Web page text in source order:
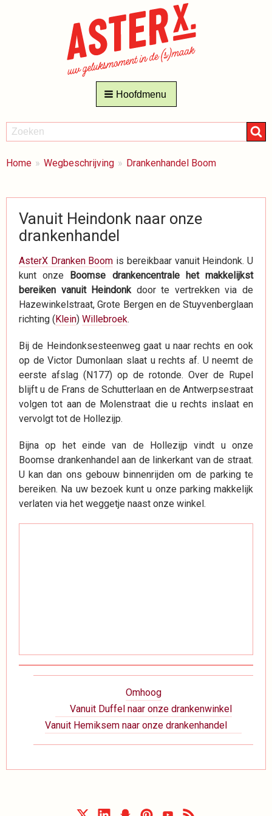
Hoofdmenu
ZOEKEN
Zoeken
BREADCRUMBS
Je
Home Wegbeschrijving Drankenhandel Boom
Vanuit Heindonk naar onze
drankenhandel
AsterX Dranken Boom is bereikbaar vanuit Heindonk. U
kunt onze Boomse drankencentrale het makkelijkst
bereiken vanuit Heindonkdoor te vertrekken via de
Hazewinkelstraat, Grote Bergen en de Stuyvenberglaan
richting (Klein) Willebroek.
Bij de Heindonksesteenweg gaat u naar rechts en ook
op de Victor Dumonlaan slaat u rechts af. U neemt de
eerste afslag (N177) op de rotonde. Over de Rupel
blijft u de Frans de Schutterlaan en de Antwerpsestraat
volgen tot aan de Molenstraat die u rechts inslaat en
vervolgt tot de Hollezijp.
Bijna op het einde van de Hollezijp vindt u onze
Boomse drankenhandel aan de linkerkant van de straat.
U kan dan ons gebouw binnenrijden om de parking te
bereiken. Na uw bezoek kunt u onze parking makkelijk
verlaten via het weggetje naast onze winkel.
voor
Wegbeschrijving
Vanuit Duffel naar onze drankenwinkel
Omhoog
Vanuit Hemiksem naar onze drankenhandel